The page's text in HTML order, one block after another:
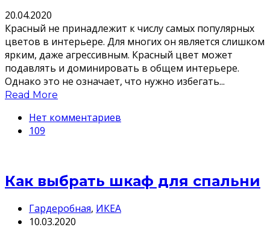
20.04.2020
Красный не принадлежит к числу самых популярных
цветов в интерьере. Для многих он является слишком
ярким, даже агрессивным. Красный цвет может
подавлять и доминировать в общем интерьере.
Однако это не означает, что нужно избегать...
Read More
Нет комментариев
109
Как выбрать шкаф для спальни
Гардеробная, ИКЕА
10.03.2020